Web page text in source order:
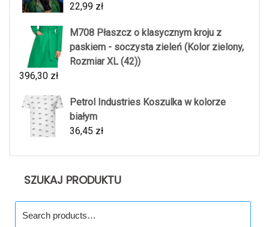
22,99 zł
M708 Płaszcz o klasycznym kroju z
paskiem - soczysta zieleń (Kolor zielony,
Rozmiar XL (42))
396,30 zł
Petrol Industries Koszulka w kolorze
białym
36,45 zł
SZUKAJ PRODUKTU
for: